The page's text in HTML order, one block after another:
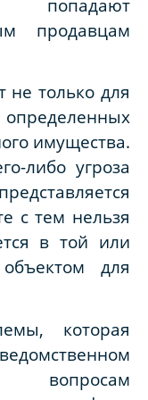
попадают
продавцам
не только для
имущества.
либо угроза
с тем нельзя
в той или
для
которая
вопросам